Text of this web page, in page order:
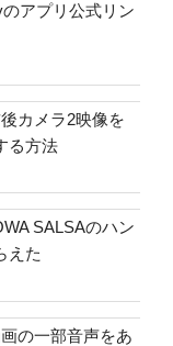
アプリ公式リン
カメラ2映像を
る方法
SALSAのハン
えた
の一部音声をあ